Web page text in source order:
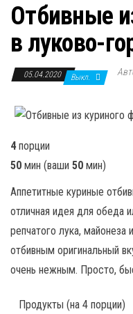
Отбивные
в луково-
05.04.2020 Выкл.
4 порции
50 мин (ваши 50 мин)
Аппетитные куриные
отличная идея для обеда
репчатого лука,
отбивным оригинальный
очень нежным. Просто,
Продукты (на 4 порции)